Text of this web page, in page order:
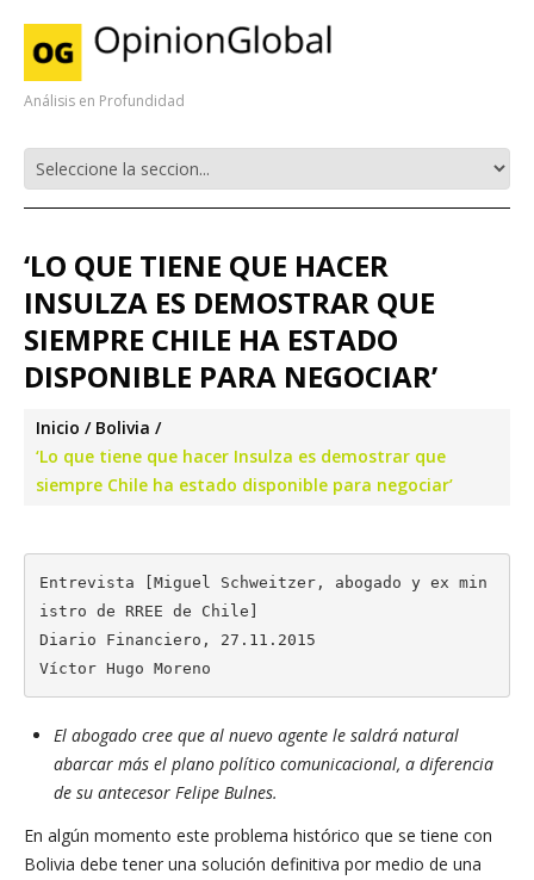
Análisis en Profundidad
‘LO QUE TIENE QUE HACER
INSULZA ES DEMOSTRAR QUE
SIEMPRE CHILE HA ESTADO
DISPONIBLE PARA NEGOCIAR’
Inicio
Bolivia
‘Lo que tiene que hacer Insulza es demostrar que
siempre Chile ha estado disponible para negociar’
Entrevista [Miguel Schweitzer, abogado y ex min
istro de RREE de Chile]
Diario Financiero, 27.11.2015
Víctor Hugo Moreno
El abogado cree que al nuevo agente le saldrá natural
abarcar más el plano político comunicacional, a diferencia
de su antecesor Felipe Bulnes.
En algún momento este problema histórico que se tiene con
Bolivia debe tener una solución definitiva por medio de una